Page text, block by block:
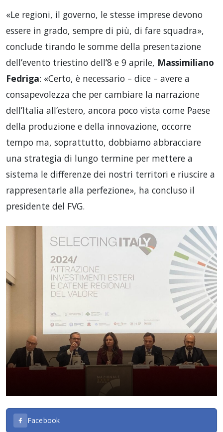
«Le regioni, il governo, le stesse imprese devono
essere in grado, sempre di più, di fare squadra»,
conclude tirando le somme della presentazione
dell’evento triestino dell’8 e 9 aprile, Massimiliano
Fedriga: «Certo, è necessario – dice – avere a
consapevolezza che per cambiare la narrazione
dell’Italia all’estero, ancora poco vista come Paese
della produzione e della innovazione, occorre
tempo ma, soprattutto, dobbiamo abbracciare
una strategia di lungo termine per mettere a
sistema le differenze dei nostri territori e riuscire a
rappresentarle alla perfezione», ha concluso il
presidente del FVG.
Facebook